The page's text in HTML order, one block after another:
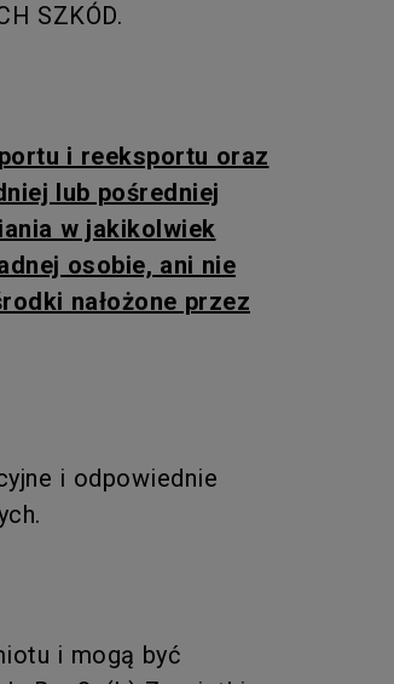
SZKÓD.
i reeksportu oraz
lub pośredniej
w jakikolwiek
osobie, ani nie
nałożone przez
i odpowiednie
i mogą być